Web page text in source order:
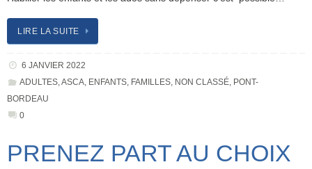
LIRE LA SUITE
6 JANVIER 2022
ADULTES, ASCA, ENFANTS, FAMILLES, NON CLASSÉ, PONT-
BORDEAU
0
PRENEZ PART AU CHOIX